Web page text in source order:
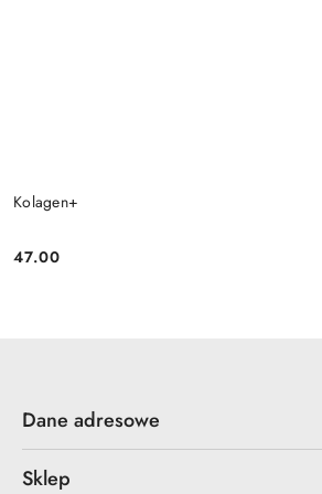
Kolagen+
Cena:
47.00
Dane adresowe
Sklep